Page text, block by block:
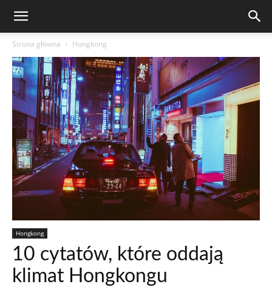
Strona główna Hongkong
Hongkong
10 cytatów, które oddają
klimat Hongkongu